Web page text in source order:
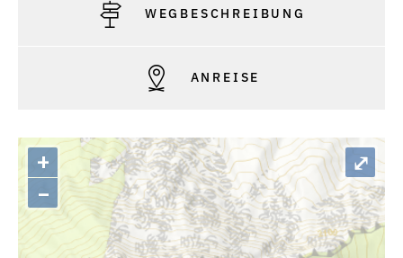
WEGBESCHREIBUNG
ANREISE
+
–
⤢